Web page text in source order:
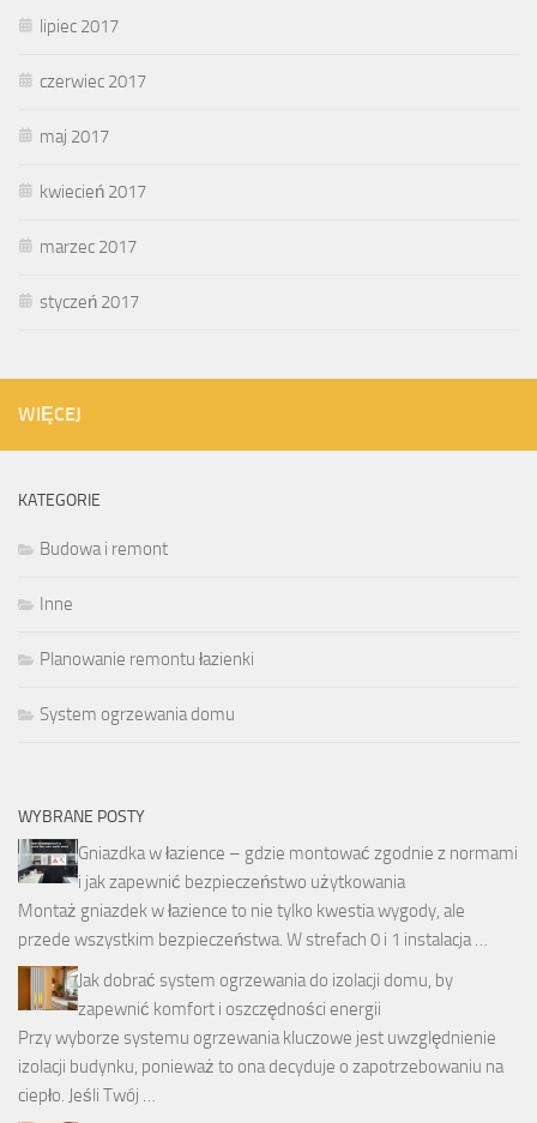
lipiec 2017
czerwiec 2017
maj 2017
kwiecień 2017
marzec 2017
styczeń 2017
WIĘCEJ
KATEGORIE
Budowa i remont
Inne
Planowanie remontu łazienki
System ogrzewania domu
WYBRANE POSTY
Gniazdka w łazience – gdzie montować zgodnie z normami
i jak zapewnić bezpieczeństwo użytkowania
Montaż gniazdek w łazience to nie tylko kwestia wygody, ale
przede wszystkim bezpieczeństwa. W strefach 0 i 1 instalacja …
Jak dobrać system ogrzewania do izolacji domu, by
zapewnić komfort i oszczędności energii
Przy wyborze systemu ogrzewania kluczowe jest uwzględnienie
izolacji budynku, ponieważ to ona decyduje o zapotrzebowaniu na
ciepło. Jeśli Twój …